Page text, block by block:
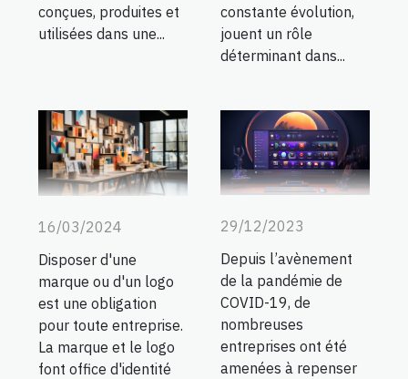
conçues, produites et
utilisées dans une...
constante évolution,
jouent un rôle
déterminant dans...
16/03/2024
Disposer d'une
marque ou d'un logo
est une obligation
pour toute entreprise.
La marque et le logo
font office d'identité
29/12/2023
Depuis l’avènement
de la pandémie de
COVID-19, de
nombreuses
entreprises ont été
amenées à repenser